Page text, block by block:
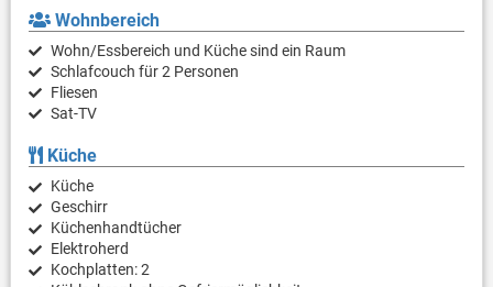
Wohnbereich
Wohn/Essbereich und Küche sind ein Raum
Schlafcouch für 2 Personen
Fliesen
Sat-TV
Küche
Küche
Geschirr
Küchenhandtücher
Elektroherd
Kochplatten: 2